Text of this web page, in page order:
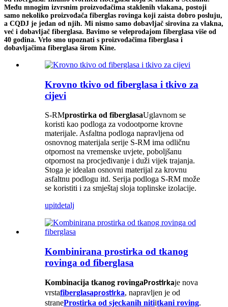
Među mnogim izvrsnim proizvođačima staklenih vlakana, postoji
samo nekoliko proizvođača fiberglas rovinga koji zaista dobro posluju,
a CQDJ je jedan od njih. Mi nismo samo dobavljač sirovina za vlakna,
već i dobavljač fiberglasa. Bavimo se veleprodajom fiberglasa više od
40 godina. Vrlo smo upoznati s proizvođačima fiberglasa i
dobavljačima fiberglasa širom Kine.
Krovno tkivo od fiberglasa i tkivo za
cijevi
S-RMprostirka od fiberglasaUglavnom se
koristi kao podloga za vodootporne krovne
materijale. Asfaltna podloga napravljena od
osnovnog materijala serije S-RM ima odličnu
otpornost na vremenske uvjete, poboljšanu
otpornost na procjeđivanje i duži vijek trajanja.
Stoga je idealan osnovni materijal za krovnu
asfaltnu podlogu itd. Serija podloga S-RM može
se koristiti i za smještaj sloja toplinske izolacije.
upitdetalj
Kombinirana prostirka od tkanog
rovinga od fiberglasa
Kombinacija tkanog rovinga Prostirkaje nova
vrstafiberglasaprostirka, napravljen je od
straneProstirka od sjeckanih nitiitkani roving.